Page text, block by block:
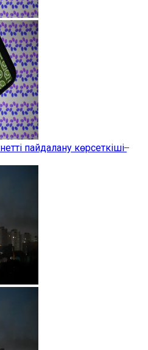
пайдалану көрсеткіші